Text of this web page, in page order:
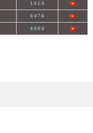
1:6 1:6
6:4 7:6
4:6 0:6